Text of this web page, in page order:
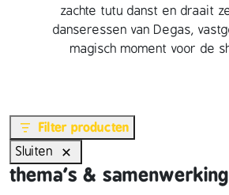
zachte tutu danst en draait
danseressen van Degas,
magisch moment voor de
Filter producten
Sluiten
thema's &